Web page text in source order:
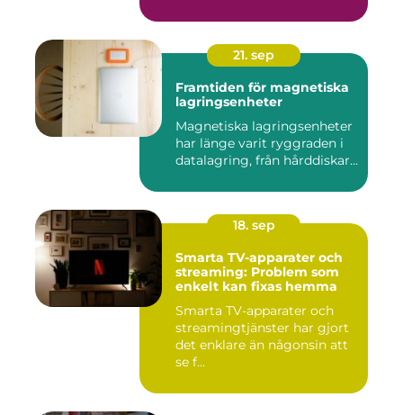
21. sep
Framtiden för magnetiska
lagringsenheter
Magnetiska lagringsenheter
har länge varit ryggraden i
datalagring, från hårddiskar...
18. sep
Smarta TV-apparater och
streaming: Problem som
enkelt kan fixas hemma
Smarta TV-apparater och
streamingtjänster har gjort
det enklare än någonsin att
se f...